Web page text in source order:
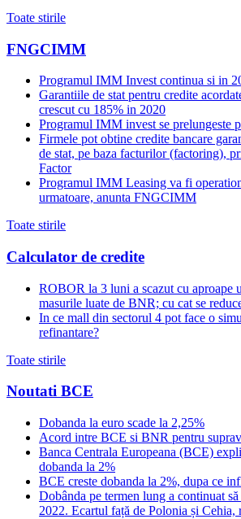
Toate stirile
FNGCIMM
Programul IMM Invest continua si in
Garantiile de stat pentru credite
crescut cu 185% in 2020
Programul IMM invest se prelungeste
Firmele pot obtine credite bancare
de stat, pe baza facturilor (factoring),
Factor
Programul IMM Leasing va fi
urmatoare, anunta FNGCIMM
Toate stirile
Calculator de credite
ROBOR la 3 luni a scazut cu aproape
masurile luate de BNR; cu cat se
In ce mall din sectorul 4 pot face o
refinantare?
Toate stirile
Noutati BCE
Dobanda la euro scade la 2,25%
Acord intre BCE si BNR pentru
Banca Centrala Europeana (BCE)
dobanda la 2%
BCE creste dobanda la 2%, dupa ce
Dobânda pe termen lung a continuat
2022. Ecartul față de Polonia și Cehia,